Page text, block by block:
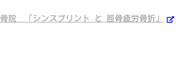
院 「シンスプリント と 脛骨疲労骨折」